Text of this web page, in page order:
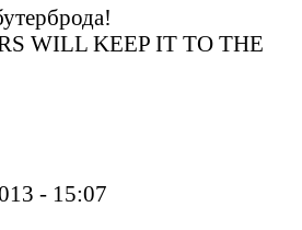
WILL KEEP IT TO THE
- 15:07